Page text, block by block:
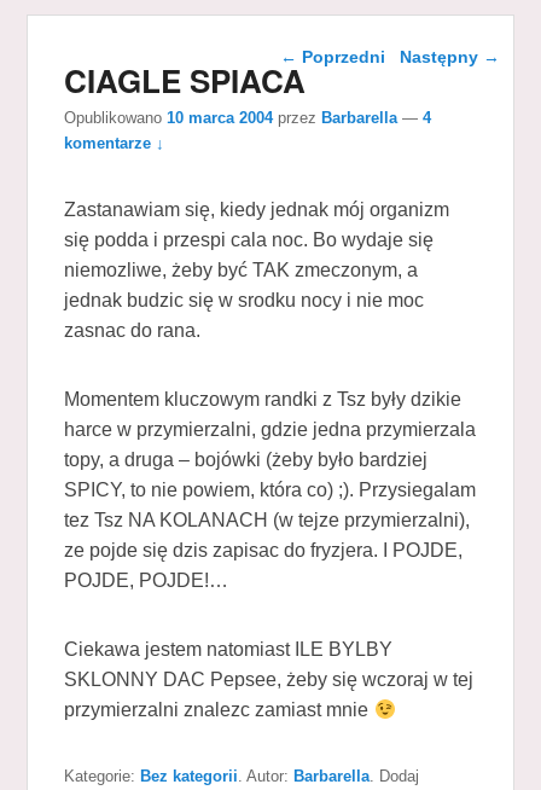
Nawigacja wpisu
← Poprzedni Następny →
CIAGLE SPIACA
Opublikowano10 marca 2004 przez Barbarella —4
komentarze ↓
Zastanawiam się, kiedy jednak mój organizm
się podda i przespi cala noc. Bo wydaje się
niemozliwe, żeby być TAK zmeczonym, a
jednak budzic się w srodku nocy i nie moc
zasnac do rana.
Momentem kluczowym randki z Tsz były dzikie
harce w przymierzalni, gdzie jedna przymierzala
topy, a druga – bojówki (żeby było bardziej
SPICY, to nie powiem, która co) ;). Przysiegalam
tez Tsz NA KOLANACH (w tejze przymierzalni),
ze pojde się dzis zapisac do fryzjera. I POJDE,
POJDE, POJDE!…
Ciekawa jestem natomiast ILE BYLBY
SKLONNY DAC Pepsee, żeby się wczoraj w tej
przymierzalni znalezc zamiast mnie
Kategorie: Bez kategorii . Autor: Barbarella . Dodaj